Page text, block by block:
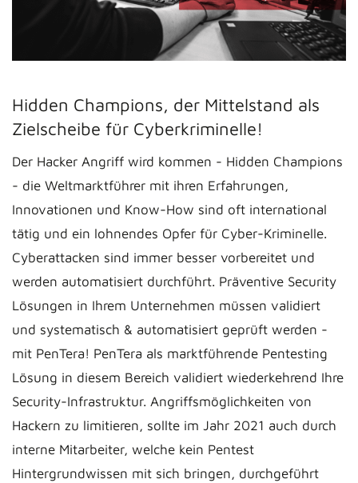
Hidden Champions, der Mittelstand als
Zielscheibe für Cyberkriminelle!
Der Hacker Angriff wird kommen - Hidden Champions
- die Weltmarktführer mit ihren Erfahrungen,
Innovationen und Know-How sind oft international
tätig und ein lohnendes Opfer für Cyber-Kriminelle.
Cyberattacken sind immer besser vorbereitet und
werden automatisiert durchführt. Präventive Security
Lösungen in Ihrem Unternehmen müssen validiert
und systematisch & automatisiert geprüft werden -
mit PenTera! PenTera als marktführende Pentesting
Lösung in diesem Bereich validiert wiederkehrend Ihre
Security-Infrastruktur. Angriffsmöglichkeiten von
Hackern zu limitieren, sollte im Jahr 2021 auch durch
interne Mitarbeiter, welche kein Pentest
Hintergrundwissen mit sich bringen, durchgeführt